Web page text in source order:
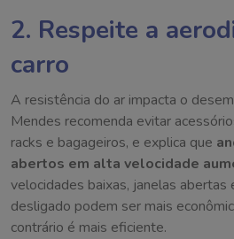
2. Respeite a
carro
A resistência do ar impacta o
Mendes recomenda evitar
racks e bagageiros, e explica que
abertos em alta velocidade
velocidades baixas, janelas abertas
desligado podem ser mais
contrário é mais eficiente.